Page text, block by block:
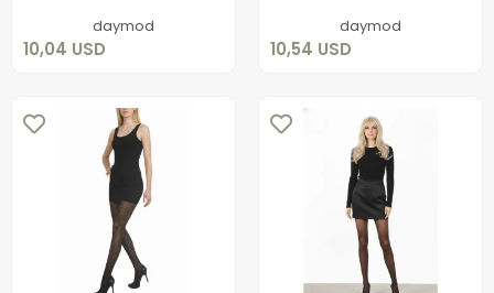
daymod
10,04 USD
daymod
10,54 USD